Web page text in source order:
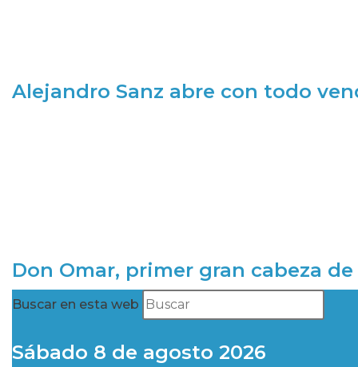
Alejandro Sanz abre con todo
Don Omar, primer gran cabeza
Buscar en esta web
Sábado 8 de agosto 2026